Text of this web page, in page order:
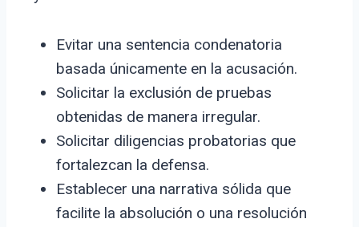
Evitar una sentencia condenatoria
basada únicamente en la acusación.
Solicitar la exclusión de pruebas
obtenidas de manera irregular.
Solicitar diligencias probatorias que
fortalezcan la defensa.
Establecer una narrativa sólida que
facilite la absolución o una resolución